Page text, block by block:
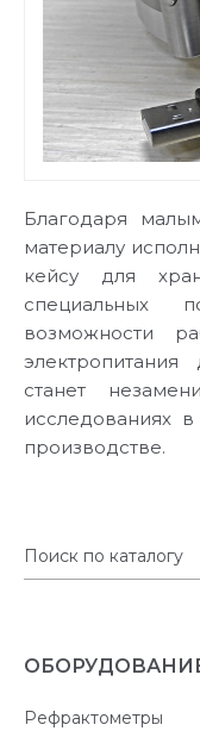
Благодаря
материалу
кейсу для
специальных
возможности
станет
исследованиях
производстве.
Рефрактометры